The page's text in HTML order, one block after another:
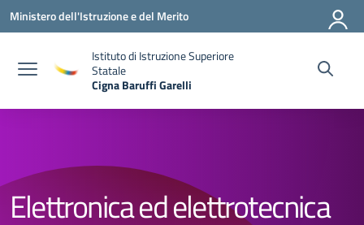
Vai ai contenuti
Vai al menu di navigazione
Vai al footer
Ministero dell'Istruzione e del Merito
Istituto di Istruzione Superiore
Statale
Cigna Baruffi Garelli
Elettronica ed elettrotecnica